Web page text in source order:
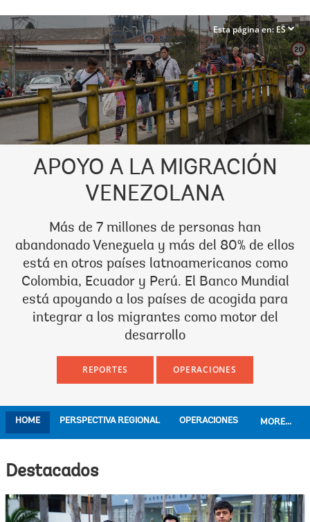
Esta página en:ES dropdown
APOYO A LA MIGRACIÓN
VENEZOLANA
Más de 7 millones de personas han
abandonado Venezuela y más del 80% de ellos
está en otros países latnoamericanos como
Colombia, Ecuador y Perú. El Banco Mundial
está apoyando a los países de acogida para
integrar a los migrantes como motor del
desarrollo
REPORTES OPERACIONES
HOME PERSPECTIVA REGIONAL OPERACIONES MORE...
Destacados